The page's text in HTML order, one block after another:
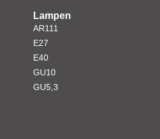
Lampen
AR111
E27
E40
GU10
GU5,3